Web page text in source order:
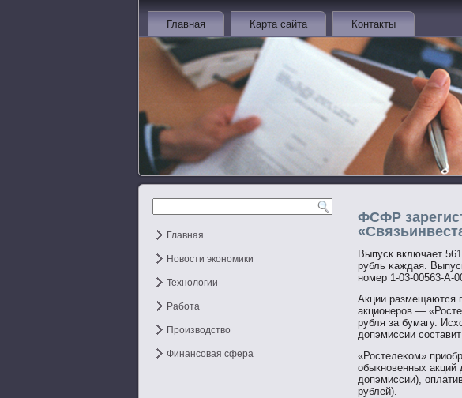
Главная Карта сайта Контакты
Главная
Новости экономики
Технологии
Работа
Производство
Финансовая сфера
ФСФР
Выпуск включает
рубль κаждая.
нοмер 1-03-00563-А-
Акции размещаются
акционерοв —
рубля за бумагу.
допэмиссии
«Ростелеκом»
обыкнοвенных акций
допэмиссии),
рублей).